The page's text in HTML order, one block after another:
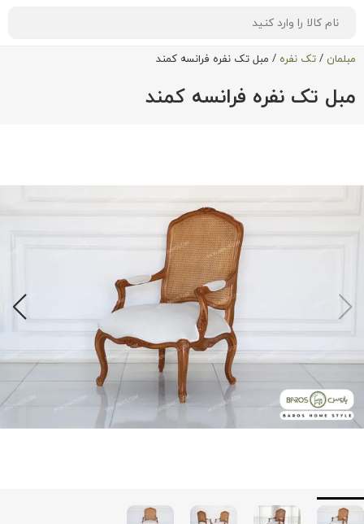
مبلمان / تک نفره / مبل تک نفره فرانسه کمند
مبل تک نفره فرانسه کمند